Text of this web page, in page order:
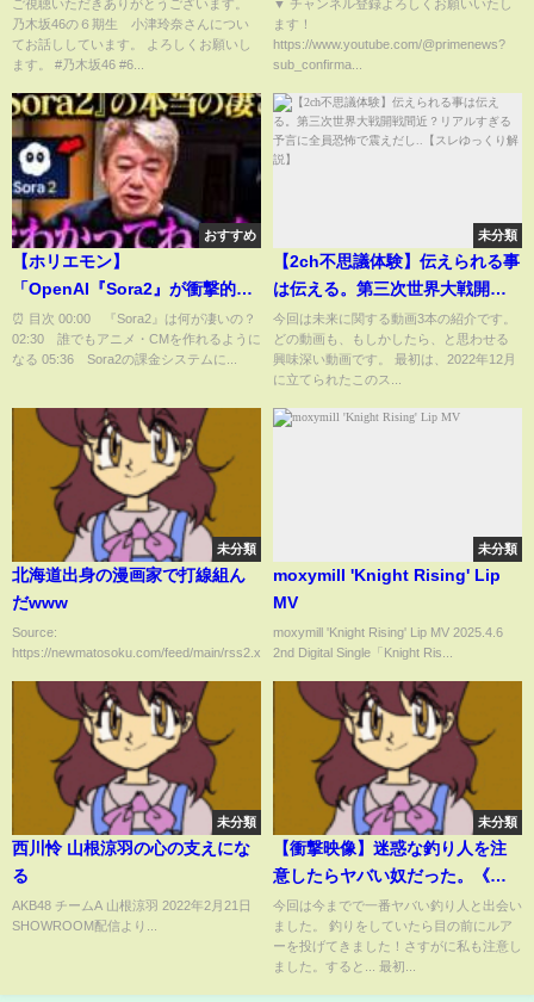
莉 長嶋凛桜 森平麗心 愛宕
心響 大越ひなの 鈴木佑捺
香 2025年2月18日
ご視聴いただきありがとうございます。
乃木坂46の６期生 小津玲奈さんについ
てお話ししています。 よろしくお願いし
ます。 #乃木坂46 #6...
▼ チャンネル登録よろしくお願いいたし
ます！
https://www.youtube.com/@primenews?
sub_confirma...
おすすめ
【ホリエモン】
「OpenAI『Sora2』が衝撃的す
ぎる…」誰でもアニメ・CMを作
れる時代が来た！【堀江貴文 ホ
リエモン切り抜き Sora2
⏰ 目次 00:00 『Sora2』は何が凄いの？
02:30 誰でもアニメ・CMを作れるように
なる 05:36 Sora2の課金システムに...
未分類
【2ch不思議体験】伝えられる事
は伝える。第三次世界大戦開戦
間近？リアルすぎる予言に全員
恐怖で震えだし..【スレゆっくり
解説】
今回は未来に関する動画3本の紹介です。
どの動画も、もしかしたら、と思わせる
興味深い動画です。 最初は、2022年12月
に立てられたこのス...
未分類
北海道出身の漫画家で打線組ん
だwww
Source:
https://newmatosoku.com/feed/main/rss2.xml...
未分類
moxymill 'Knight Rising' Lip
MV
moxymill 'Knight Rising' Lip MV 2025.4.6
2nd Digital Single「Knight Ris...
未分類
西川怜 山根涼羽の心の支えにな
る
AKB48 チームA 山根涼羽 2022年2月21日
SHOWROOM配信より...
未分類
【衝撃映像】迷惑な釣り人を注
意したらヤバい奴だった。《ガ
チ喧嘩》
今回は今までで一番ヤバい釣り人と出会い
ました。 釣りをしていたら目の前にルア
ーを投げてきました！さすがに私も注意し
ました。すると... 最初...